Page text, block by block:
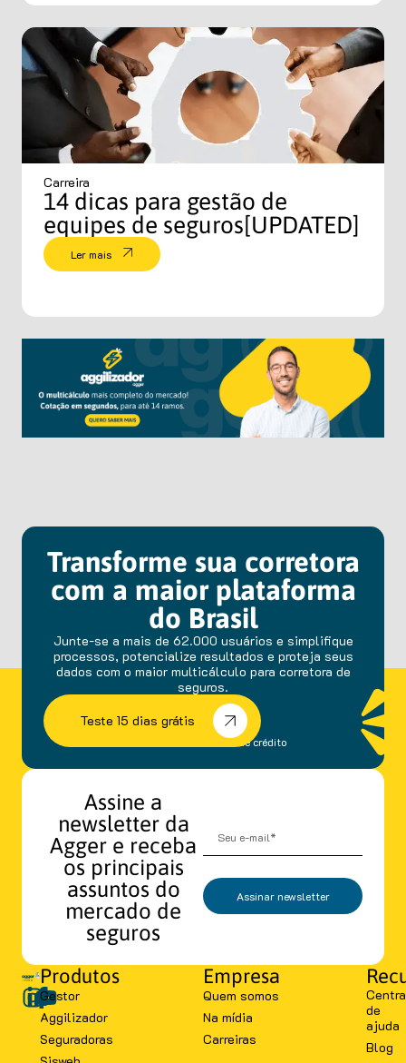
Carreira
14 dicas para gestão de
equipes de seguros[UPDATED]
Ler mais
Transforme sua corretora
com a maior plataforma
do Brasil
Junte-se a mais de 62.000 usuários e simplifique
processos, potencialize resultados e proteja seus
dados com o maior multicálculo para corretora de
seguros.
Teste 15 dias grátis
sem fidelidade e cartão de crédito
Assine a
newsletter da
Agger e receba
os principais
assuntos do
mercado de
seguros
Assinar newsletter
Produtos
Gestor
Aggilizador
Seguradoras
Empresa
Quem somos
Na mídia
Carreiras
de
ajuda
Blog